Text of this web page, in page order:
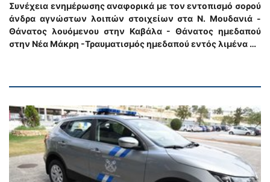
Συνέχεια ενημέρωσης αναφορικά με τον εντοπισμό σορού
άνδρα αγνώστων λοιπών στοιχείων στα Ν. Μουδανιά -
Θάνατος λουόμενου στην Καβάλα - Θάνατος ημεδαπού
στην Νέα Μάκρη -Τραυματισμός ημεδαπού εντός λιμένα …